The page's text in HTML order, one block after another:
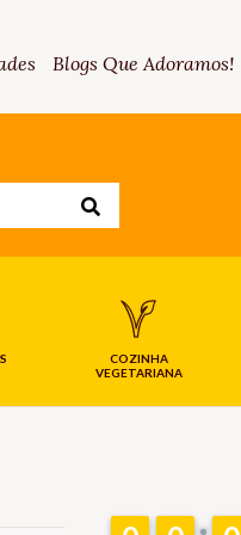
Blogs Que Adoramos!
COZINHA
VEGETARIANA